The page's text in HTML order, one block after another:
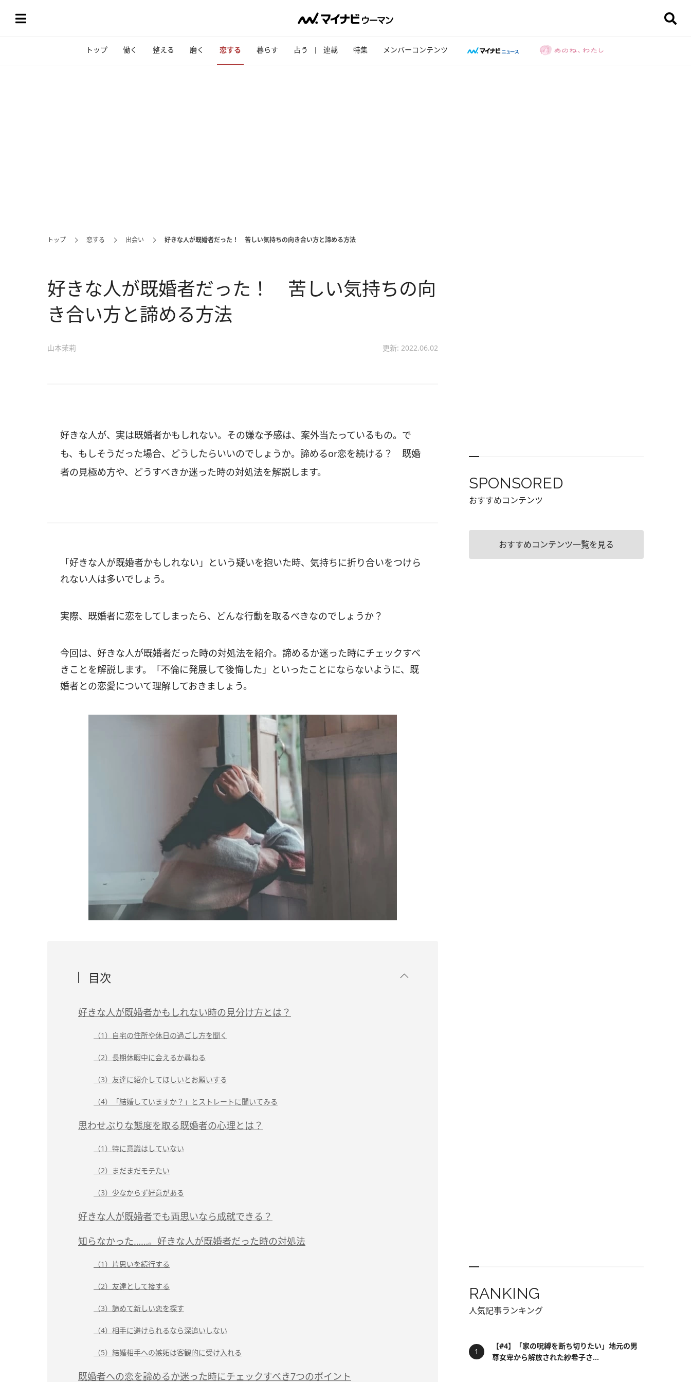
トップ 働く 整える 磨く 恋する 暮らす 占う 連載 特集 メンバーコンテンツ
トップ 恋する 出会い 好きな人が既婚者だった！ 苦しい気持ちの向き合い方と諦める方法
好きな人が既婚者だった！ 苦しい気持ちの向
き合い方と諦める方法
山本茉莉 更新: 2022.06.02
好きな人が、実は既婚者かもしれない。その嫌な予感は、案外当たっているもの。で
も、もしそうだった場合、どうしたらいいのでしょうか。諦めるor恋を続ける？ 既婚
者の見極め方や、どうすべきか迷った時の対処法を解説します。
「好きな人が既婚者かもしれない」という疑いを抱いた時、気持ちに折り合いをつけら
れない人は多いでしょう。
実際、既婚者に恋をしてしまったら、どんな行動を取るべきなのでしょうか？
今回は、好きな人が既婚者だった時の対処法を紹介。諦めるか迷った時にチェックすべ
きことを解説します。「不倫に発展して後悔した」といったことにならないように、既
婚者との恋愛について理解しておきましょう。
目次
好きな人が既婚者かもしれない時の見分け方とは？
（1）自宅の住所や休日の過ごし方を聞く
（2）長期休暇中に会えるか尋ねる
（3）友達に紹介してほしいとお願いする
（4）「結婚していますか？」とストレートに聞いてみる
思わせぶりな態度を取る既婚者の心理とは？
（1）特に意識はしていない
（2）まだまだモテたい
（3）少なからず好意がある
好きな人が既婚者でも両思いなら成就できる？
知らなかった……。好きな人が既婚者だった時の対処法
（1）片思いを続行する
（2）友達として接する
（3）諦めて新しい恋を探す
（4）相手に避けられるなら深追いしない
（5）結婚相手への嫉妬は客観的に受け入れる
既婚者への恋を諦めるか迷った時にチェックすべき7つのポイント
SPONSORED
おすすめコンテンツ
おすすめコンテンツ一覧を見る
RANKING
人気記事ランキング
【#4】「家の呪縛を断ち切りたい」地元の男
尊女卑から解放された紗希子さ...